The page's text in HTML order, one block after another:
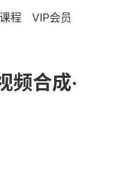
程 VIP会员
频合成·